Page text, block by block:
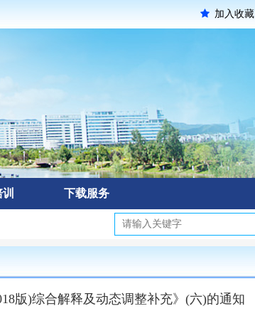
加入收藏
下载服务
版)综合解释及动态调整补充》(六)的通知